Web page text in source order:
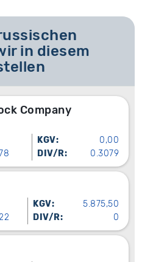
in diesem
Company
KGV:
0,00
DIV/R: 0.3079
KGV:
5.875,50
DIV/R: 0